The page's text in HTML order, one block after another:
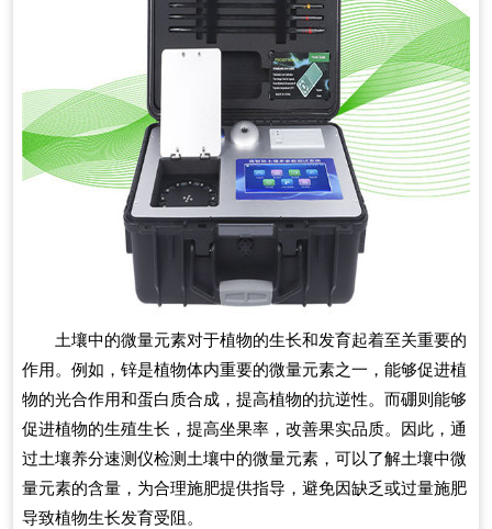
土壤中的微量元素对于植物的生长和发育起着至关重要的
作用。例如，锌是植物体内重要的微量元素之一，能够促进植
物的光合作用和蛋白质合成，提高植物的抗逆性。而硼则能够
促进植物的生殖生长，提高坐果率，改善果实品质。因此，通
过土壤养分速测仪检测土壤中的微量元素，可以了解土壤中微
量元素的含量，为合理施肥提供指导，避免因缺乏或过量施肥
导致植物生长发育受阻。